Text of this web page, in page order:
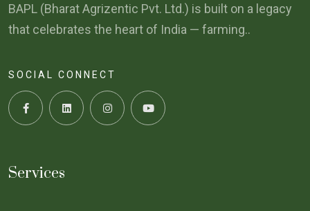
BAPL (Bharat Agrizentic Pvt. Ltd.) is built on a legacy
that celebrates the heart of India — farming..
SOCIAL CONNECT
Services